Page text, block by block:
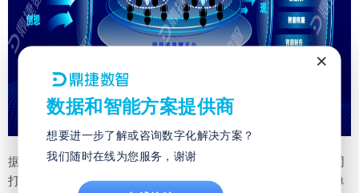
据悉，鼎捷雅典娜践行生态共创的平台使命，拟与合作伙伴共同
打造一个优秀的数智驱动平台。未来，鼎捷的服务模式不再是单
×
数据和智能方案提供商
想要进一步了解或咨询数字化解决方案？
我们随时在线为您服务，谢谢